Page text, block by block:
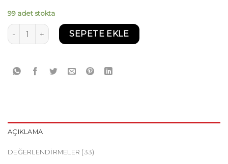
99 adet stokta
Castrol Magnatec 10W40 4 Litre adet
SEPETE EKLE
AÇIKLAMA
DEĞERLENDIRMELER (33)